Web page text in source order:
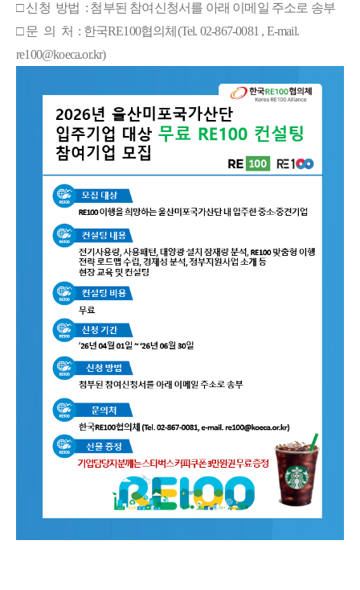
□ 신청 방법 : 첨부된 참여신청서를 아래 이메일 주소로 송부
□ 문 의 처 : 한국RE100협의체(Tel. 02-867-0081 , E-mail.
re100@koeca.or.kr)